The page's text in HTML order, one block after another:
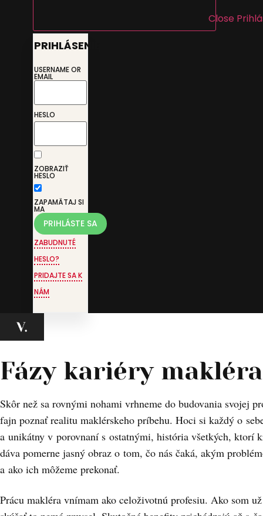
Close
PRIHLÁSENIE
USERNAME OR
EMAIL
HESLO
ZOBRAZIŤ
HESLO
ZAPAMÄTAJ SI
MA
ZABUDNUTÉ
HESLO?
PRIDAJTE SA K
NÁM
Fázy kariéry makléra
Skôr než sa rovnými nohami vrhneme do budovania svojej
fajn poznať realitu maklérskeho príbehu. Hoci si každý o
a unikátny v porovnaní s ostatnými, história všetkých, ktorí
dáva pomerne jasný obraz o tom, čo nás čaká, akým
a ako ich môžeme prekonať.
Prácu makléra vnímam ako celoživotnú profesiu. Ako som